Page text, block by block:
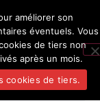
Médias
améliorer son
éventuels. Vous
de tiers non
après un mois.
cookies de tiers.